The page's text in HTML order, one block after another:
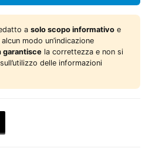
a solo scopo informativo e
modo un’indicazione
garantisce la correttezza e non si
delle informazioni